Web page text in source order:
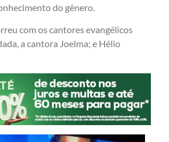
do gênero.
com os cantores evangélicos
a cantora Joelma; e Hélio